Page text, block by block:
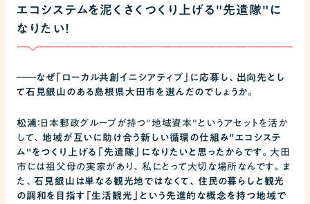
エコシステムを泥くさくつくり上げる"先遣隊"に
なりたい！
――なぜ「ローカル共創イニシアティブ」に応募し、出向先とし
て石見銀山のある島根県大田市を選んだのでしょうか。
松浦： 日本郵政グループが持つ"地域資本"というアセットを活か
して、地域が互いに助け合う新しい循環の仕組み"エコシステ
ム"をつくり上げる「先遣隊」になりたいと思ったからです。大田
市には祖父母の実家があり、私にとって大切な場所なんです。ま
た、石見銀山は単なる観光地ではなくて、住民の暮らしと観光
の調和を目指す「生活観光」という先進的な概念を持つ地域で